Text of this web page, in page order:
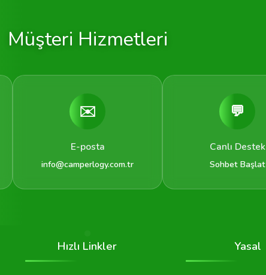
Müşteri Hizmetleri
✉️
E-posta
info@camperlogy.com.tr
💬
Canlı Destek
Sohbet Başlat
Hızlı Linkler Yasal